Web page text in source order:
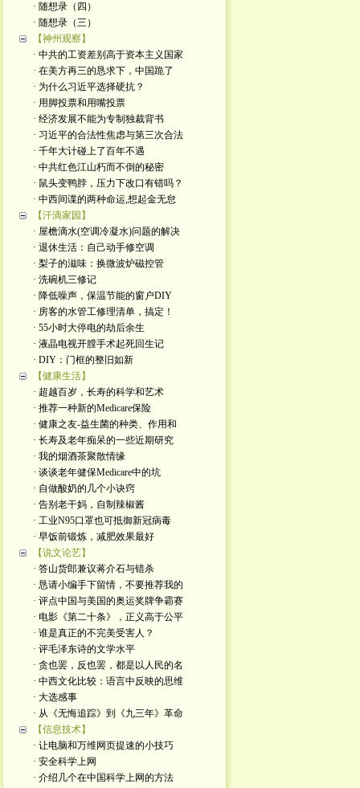
· 随想录（四）
· 随想录（三）
【神州观察】
· 中共的工资差别高于资本主义国家
· 在美方再三的恳求下，中国跪了
· 为什么习近平选择硬抗？
· 用脚投票和用嘴投票
· 经济发展不能为专制独裁背书
· 习近平的合法性焦虑与第三次合法
· 千年大计碰上了百年不遇
· 中共红色江山朽而不倒的秘密
· 鼠头变鸭脖，压力下改口有错吗？
· 中西间谍的两种命运,想起金无怠
【汗滴家园】
· 屋檐滴水(空调冷凝水)问题的解决
· 退休生活：自己动手修空调
· 梨子的滋味：换微波炉磁控管
· 洗碗机三修记
· 降低噪声，保温节能的窗户DIY
· 房客的水管工修理清单，搞定！
· 55小时大停电的劫后余生
· 液晶电视开膛手术起死回生记
· DIY：门框的整旧如新
【健康生活】
· 超越百岁，长寿的科学和艺术
· 推荐一种新的Medicare保险
· 健康之友-益生菌的种类、作用和
· 长寿及老年痴呆的一些近期研究
· 我的烟酒茶聚散情缘
· 谈谈老年健保Medicare中的坑
· 自做酸奶的几个小诀窍
· 告别老干妈，自制辣椒酱
· 工业N95口罩也可抵御新冠病毒
· 早饭前锻炼，减肥效果最好
【说文论艺】
· 答山货郎兼议蒋介石与错杀
· 恳请小编手下留情，不要推荐我的
· 评点中国与美国的奥运奖牌争霸赛
· 电影《第二十条》，正义高于公平
· 谁是真正的不完美受害人？
· 评毛泽东诗的文学水平
· 贪也罢，反也罢，都是以人民的名
· 中西文化比较：语言中反映的思维
· 大选感事
· 从《无悔追踪》到《九三年》革命
【信息技术】
· 让电脑和万维网页提速的小技巧
· 安全科学上网
· 介绍几个在中国科学上网的方法